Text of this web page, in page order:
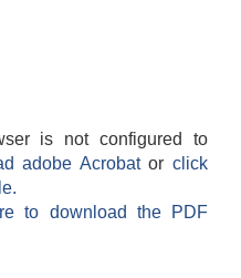
is not configured to
adobe Acrobatorclick
to download the PDF